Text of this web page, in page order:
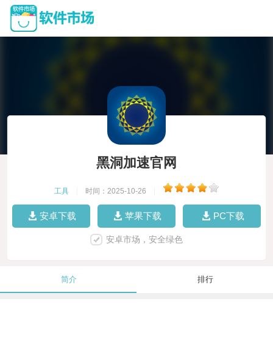
黑洞加速官网
工具 时间：2025-10-26
安卓下载 苹果下载 PC下载
安卓市场，安全绿色
简介 排行